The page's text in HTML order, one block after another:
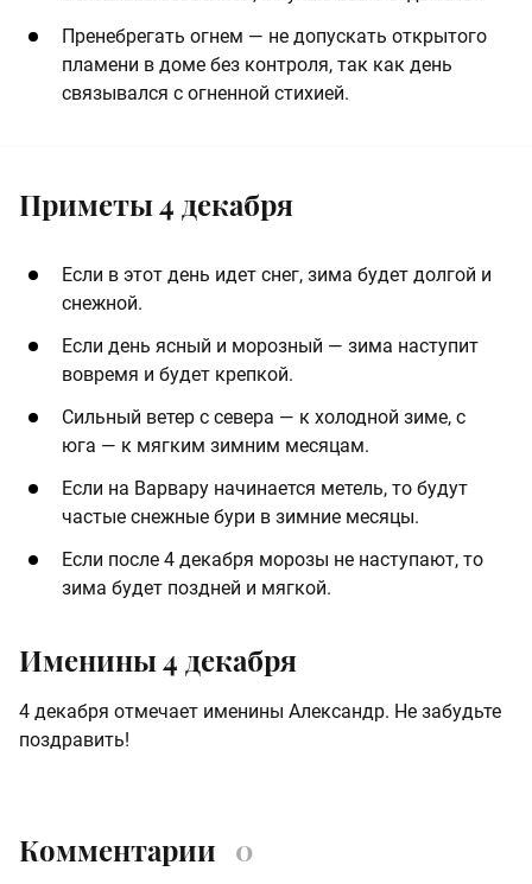
Пренебрегать огнем — не допускать открытого
пламени в доме без контроля, так как день
связывался с огненной стихией.
Приметы 4 декабря
Если в этот день идет снег, зима будет долгой и
снежной.
Если день ясный и морозный — зима наступит
вовремя и будет крепкой.
Сильный ветер с севера — к холодной зиме, с
юга — к мягким зимним месяцам.
Если на Варвару начинается метель, то будут
частые снежные бури в зимние месяцы.
Если после 4 декабря морозы не наступают, то
зима будет поздней и мягкой.
Именины 4 декабря
4 декабря отмечает именины Александр. Не забудьте
поздравить!
Комментарии 0